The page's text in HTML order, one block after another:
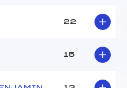
22
15